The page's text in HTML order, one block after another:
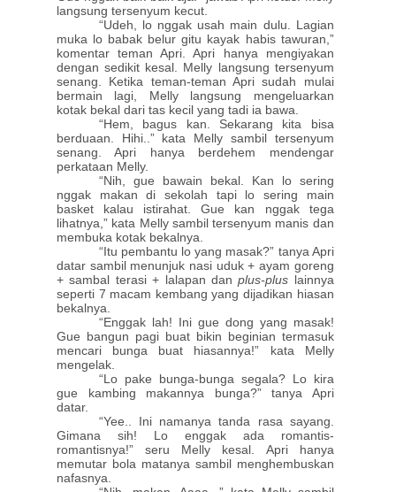
langsung tersenyum kecut.
“Udeh, lo nggak usah main dulu. Lagian
muka lo babak belur gitu kayak habis tawuran,”
komentar teman Apri. Apri hanya mengiyakan
dengan sedikit kesal. Melly langsung tersenyum
senang. Ketika teman-teman Apri sudah mulai
bermain lagi, Melly langsung mengeluarkan
kotak bekal dari tas kecil yang tadi ia bawa.
“Hem, bagus kan. Sekarang kita bisa
berduaan. Hihi..” kata Melly sambil tersenyum
senang. Apri hanya berdehem mendengar
perkataan Melly.
“Nih, gue bawain bekal. Kan lo sering
nggak makan di sekolah tapi lo sering main
basket kalau istirahat. Gue kan nggak tega
lihatnya,” kata Melly sambil tersenyum manis dan
membuka kotak bekalnya.
“Itu pembantu lo yang masak?” tanya Apri
datar sambil menunjuk nasi uduk + ayam goreng
+ sambal terasi + lalapan danplus-plus lainnya
seperti 7 macam kembang yang dijadikan hiasan
bekalnya.
“Enggak lah! Ini gue dong yang masak!
Gue bangun pagi buat bikin beginian termasuk
mencari bunga buat hiasannya!” kata Melly
mengelak.
“Lo pake bunga-bunga segala? Lo kira
gue kambing makannya bunga?” tanya Apri
datar.
“Yee.. Ini namanya tanda rasa sayang.
Gimana sih! Lo enggak ada romantis-
romantisnya!” seru Melly kesal. Apri hanya
memutar bola matanya sambil menghembuskan
nafasnya.